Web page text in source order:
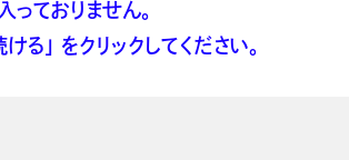
ておりません。
」 をクリックしてください。